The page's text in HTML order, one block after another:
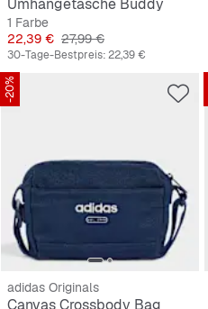
Umhängetasche Buddy
1 Farbe
Preis
22,39 € Originalpreis
27,99 €
30-Tage-Bestpreis:22,39 €
-20%
adidas Originals
Canvas Crossbody Bag